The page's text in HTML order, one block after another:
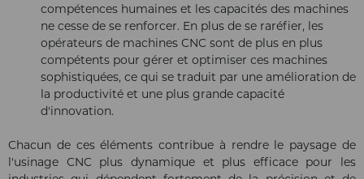
compétences humaines et les capacités des machines
ne cesse de se renforcer. En plus de se raréfier, les
opérateurs de machines CNC sont de plus en plus
compétents pour gérer et optimiser ces machines
sophistiquées, ce qui se traduit par une amélioration de
la productivité et une plus grande capacité
d'innovation.
Chacun de ces éléments contribue à rendre le paysage de
l'usinage CNC plus dynamique et plus efficace pour les